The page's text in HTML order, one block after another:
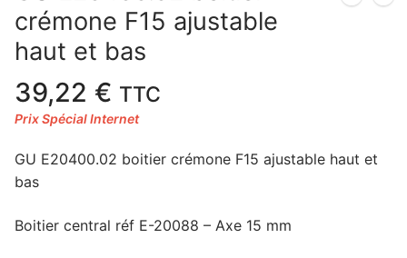
crémone F15 ajustable
haut et bas
39,22 € TTC
GU E20400.02 boitier crémone F15 ajustable haut et
bas
Boitier central réf E-20088 – Axe 15 mm